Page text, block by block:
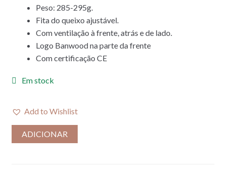
Peso: 285-295g.
Fita do queixo ajustável.
Com ventilação à frente, atrás e de lado.
Logo Banwood na parte da frente
Com certificação CE
Em stock
Add to Wishlist
ADICIONAR